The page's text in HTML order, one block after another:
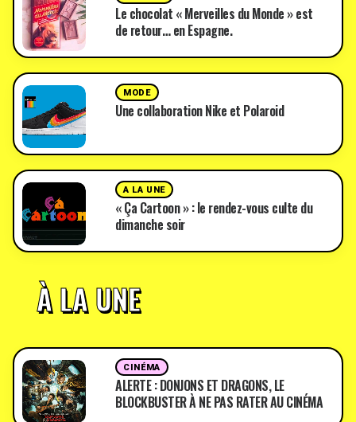
Le chocolat « Merveilles du Monde » est
de retour… en Espagne.
MODE
Une collaboration Nike et Polaroid
A LA UNE
« Ça Cartoon » : le rendez-vous culte du
dimanche soir
À LA UNE
CINÉMA
ALERTE : DONJONS ET DRAGONS, LE
BLOCKBUSTER À NE PAS RATER AU CINÉMA